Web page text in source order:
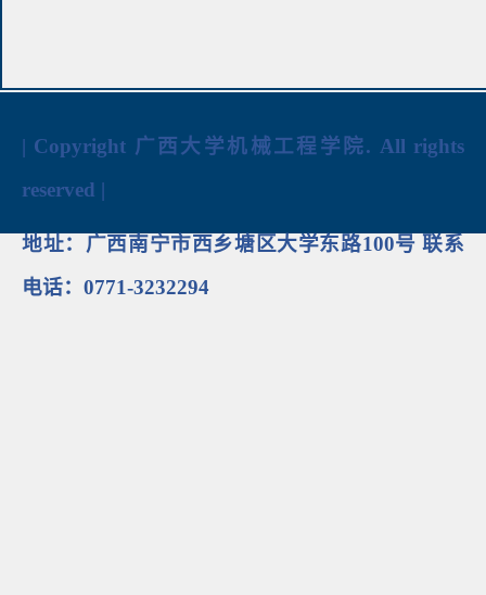
| Copyright 广西大学机械工程学院. All rights
reserved |
地址：广西南宁市西乡塘区大学东路100号 联系
电话：0771-3232294